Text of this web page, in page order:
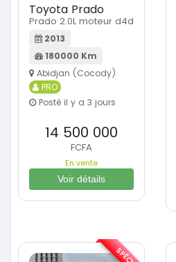
Toyota Prado
Prado 2.0L moteur d4d
2013
180000 Km
Abidjan (Cocody)
PRO
Posté il y a 3 jours
14 500 000
FCFA
En vente
Voir détails